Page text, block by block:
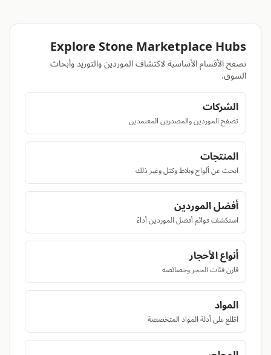
Explore Stone Marketplace Hubs
تصفح الأقسام الأساسية لاكتشاف الموردين والتوريد وأبحاث
السوق.
الشركات
تصفح الموردين والمصدرين المعتمدين
المنتجات
ابحث عن ألواح وبلاط وكتل وغير ذلك
أفضل الموردين
استكشف قوائم أفضل الموردين أداءً
أنواع الأحجار
قارن فئات الحجر وخصائصه
المواد
اطّلع على أدلة المواد المتخصصة